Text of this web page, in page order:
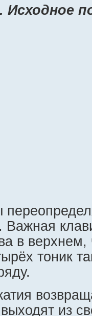
Вaжная
в верхнем,
тоник
из